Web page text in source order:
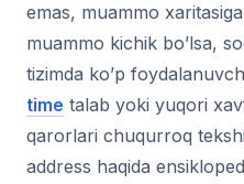
emas, muammo
muammo kichik bo’lsa,
tizimda ko’p
time talab yoki yuqori
qarorlari chuqurroq
address haqida